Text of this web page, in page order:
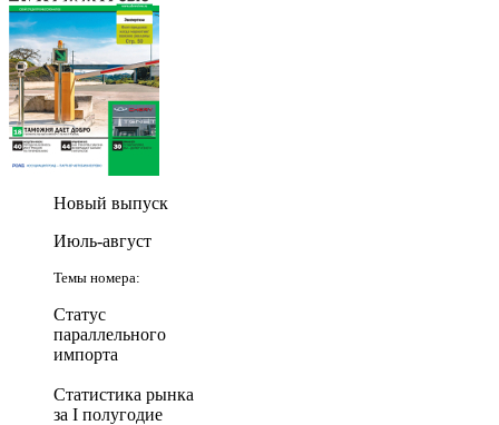
Новый выпуск
Июль-август
Темы номера:
Статус
параллельного
импорта
Статистика рынка
за I полугодие